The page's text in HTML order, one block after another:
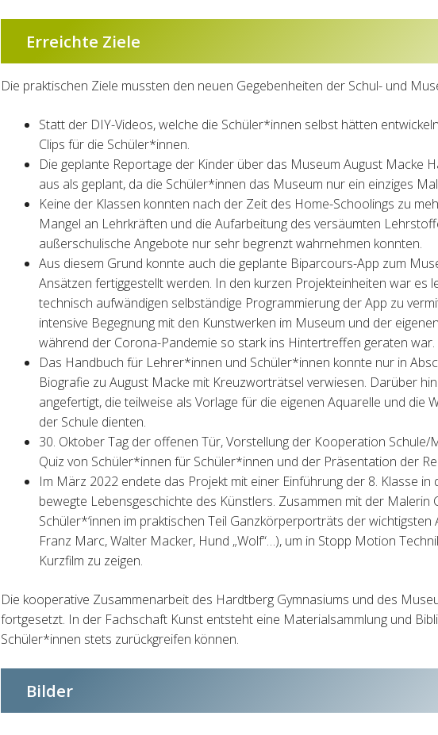
Erreichte Ziele
Die praktischen Ziele mussten den neuen Gegebenheiten der Schul- und
Statt der DIY-Videos, welche die Schüler*innen selbst hätten
Clips für die Schüler*innen.
Die geplante Reportage der Kinder über das Museum August Macke
aus als geplant, da die Schüler*innen das Museum nur ein einziges
Keine der Klassen konnten nach der Zeit des Home-Schoolings zu
Mangel an Lehrkräften und die Aufarbeitung des versäumten
außerschulische Angebote nur sehr begrenzt wahrnehmen konnten.
Aus diesem Grund konnte auch die geplante Biparcours-App zum
Ansätzen fertiggestellt werden. In den kurzen Projekteinheiten war es
technisch aufwändigen selbständige Programmierung der App zu
intensive Begegnung mit den Kunstwerken im Museum und der
während der Corona-Pandemie so stark ins Hintertreffen geraten war.
Das Handbuch für Lehrer*innen und Schüler*innen konnte nur in
Biografie zu August Macke mit Kreuzworträtsel verwiesen. Darüber
angefertigt, die teilweise als Vorlage für die eigenen Aquarelle und die
der Schule dienten.
30. Oktober Tag der offenen Tür, Vorstellung der Kooperation
Quiz von Schüler*innen für Schüler*innen und der Präsentation der
Im März 2022 endete das Projekt mit einer Einführung der 8. Klasse
bewegte Lebensgeschichte des Künstlers. Zusammen mit der Malerin
Schüler*‘innen im praktischen Teil Ganzkörperporträts der
Franz Marc, Walter Macker, Hund „Wolf“…), um in Stopp Motion
Kurzfilm zu zeigen.
Die kooperative Zusammenarbeit des Hardtberg Gymnasiums und des
fortgesetzt. In der Fachschaft Kunst entsteht eine Materialsammlung und
Schüler*innen stets zurückgreifen können.
Bilder